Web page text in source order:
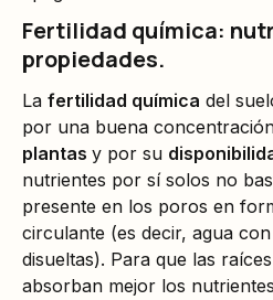
Fertilidad química:
propiedades.
La fertilidad química del
por una buena
plantas y por su
nutrientes por sí solos no
presente en los poros en
circulante (es decir, agua
disueltas). Para que las
absorban mejor los